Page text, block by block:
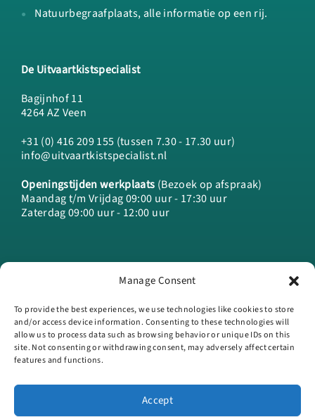
Manage Consent
To provide the best experiences, we use technologies like cookies to store
and/or access device information. Consenting to these technologies will
allow us to process data such as browsing behavior or unique IDs on this
site. Not consenting or withdrawing consent, may adversely affect certain
features and functions.
Accept
Natuurbegraafplaats, alle informatie op een rij.
De Uitvaartkistspecialist
Bagijnhof 11
4264 AZ Veen
+31 (0) 416 209 155 (tussen 7.30 - 17.30 uur)
info@uitvaartkistspecialist.nl
Openingstijden werkplaats (Bezoek op afspraak)
Maandag t/m Vrijdag 09:00 uur - 17:30 uur
Zaterdag 09:00 uur - 12:00 uur
Gebruik van deze site betekent dat je de